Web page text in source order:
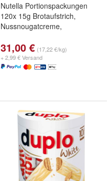
Nutella Portionspackungen
120x 15g Brotaufstrich,
Nussnougatcreme,
31,00 € (17,22 €/kg)
+ 2,99 € Versand